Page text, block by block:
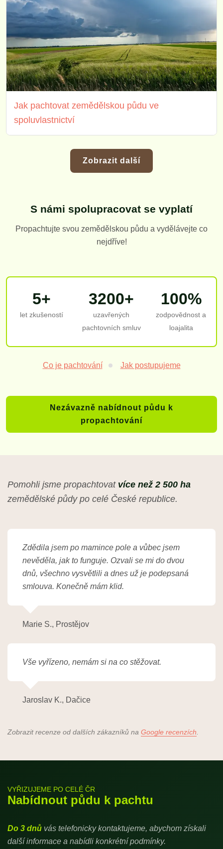
Jak pachtovat zemědělskou půdu ve
spoluvlastnictví
Zobrazit další
S námi spolupracovat se vyplatí
Propachtujte svou zemědělskou půdu a vydělávejte co
nejdříve!
5+
let zkušeností
3200+
uzavřených
pachtovních smluv
100%
zodpovědnost a
loajalita
Co je pachtování Jak postupujeme
Nezávazně nabídnout půdu k
propachtování
VYŘIZUJEME PO CELÉ ČR
Nabídnout půdu k pachtu
Do 3 dnů vás telefonicky kontaktujeme, abychom získali
další informace a nabídli konkrétní podmínky.
Pomohli jsme propachtovat více než 2 500 ha
zemědělské půdy po celé České republice.
Zdědila jsem po mamince pole a vůbec jsem
nevěděla, jak to funguje. Ozvali se mi do dvou
dnů, všechno vysvětlili a dnes už je podepsaná
smlouva. Konečně mám klid.
Marie S., Prostějov
Vše vyřízeno, nemám si na co stěžovat.
Jaroslav K., Dačice
Zobrazit recenze od dalších zákazníků na Google recenzích